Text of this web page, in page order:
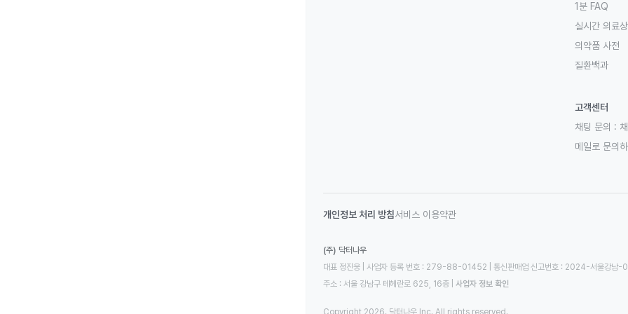
1분 FAQ
실시간 의료
의약품 사전
질환백과
고객센터
채팅 문의 :
메일로 문의하
개인정보 처리 방침서비스 이용약관
(주) 닥터나우
대표 정진웅 | 사업자 등록 번호 : 279-88-01452 | 통신판매업 신고번호 : 2024-서울강남
주소 : 서울 강남구 테헤란로 625, 16층
사업자 정보 확인